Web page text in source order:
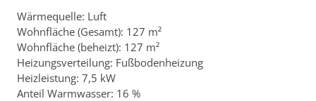
Wärmequelle: Luft
Wohnfläche (Gesamt): 127 m²
Wohnfläche (beheizt): 127 m²
Heizungsverteilung: Fußbodenheizung
Heizleistung: 7,5 kW
Anteil Warmwasser: 16 %